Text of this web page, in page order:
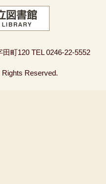
田町120 TEL 0246-22-5552
Reserved.